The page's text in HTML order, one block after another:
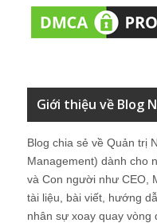
Giới thiệu về Blog
Blog chia sẻ về Quản trị
Management) dành cho
và Con người như CEO,
tài liệu, bài viết, hướng
nhân sự xoay quay vòng